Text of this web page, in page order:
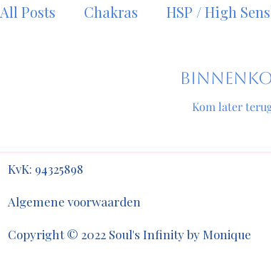
All Posts Chakras HSP / High
Energetische
Keltische feestdagen
volle maan astrologie Heling
Kom later
​​KvK: 94325898
Algemene voorwaarden​
Copyright © 2022 Soul's Infinity by Monique